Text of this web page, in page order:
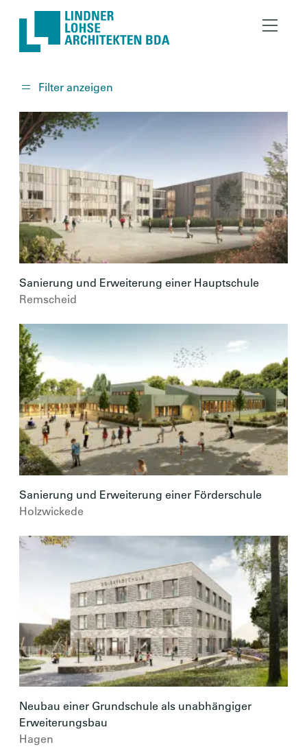
Lindner Lohse
Filter anzeigen
Bildung
Sanierung und Erweiterung einer Hauptschule
Remscheid
Sanierung und Erweiterung einer Förderschule
Holzwickede
Neubau einer Grundschule als unabhängiger
Erweiterungsbau
Hagen